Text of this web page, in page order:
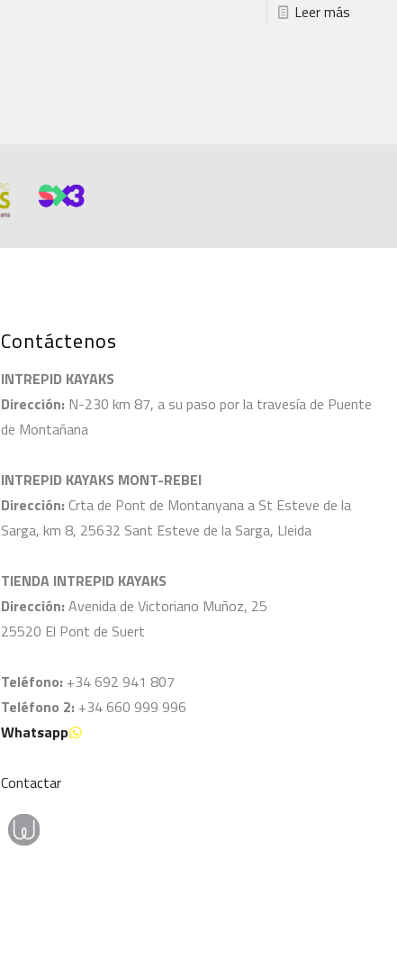
Leer más
Contáctenos
INTREPID KAYAKS
Dirección: N-230 km 87, a su paso por la travesía de Puente
de Montañana
INTREPID KAYAKS MONT-REBEI
Dirección: Crta de Pont de Montanyana a St Esteve de la
Sarga, km 8, 25632 Sant Esteve de la Sarga, Lleida
TIENDA INTREPID KAYAKS
Dirección: Avenida de Victoriano Muñoz, 25
25520 El Pont de Suert
Teléfono: +34 692 941 807
Teléfono 2: +34 660 999 996
Whatsapp
Contactar